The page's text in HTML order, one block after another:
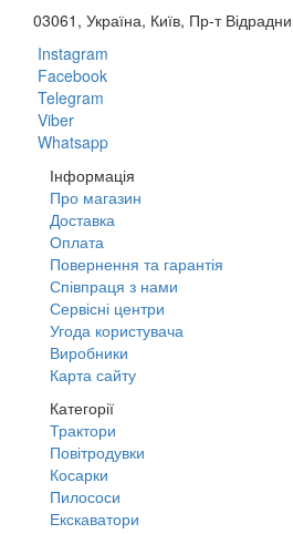
03061, Україна, Київ, Пр-т
Instagram
Facebook
Telegram
Viber
Whatsapp
Інформація
Про магазин
Доставка
Оплата
Повернення та гарантія
Співпраця з нами
Сервісні центри
Угода користувача
Виробники
Карта сайту
Категорії
Трактори
Повітродувки
Косарки
Пилососи
Екскаватори